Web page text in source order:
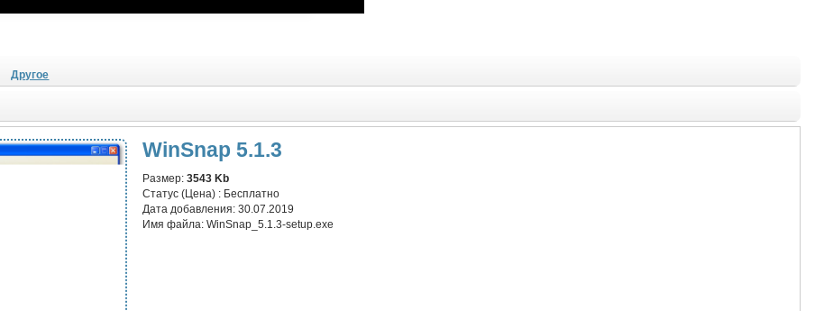
Другое
WinSnap 5.1.3
Размер:3543 Kb
Статус (Цена) : Бесплатно
Дата добавления:30.07.2019
Имя файла:WinSnap_5.1.3-setup.exe